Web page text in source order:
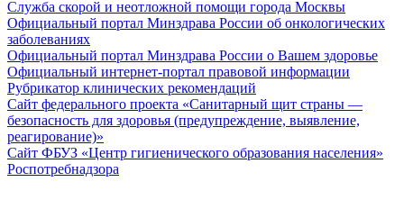
Служба скорой и неотложной помощи города Москвы
Официальный портал Минздрава России об онкологических
заболеваниях
Официальный портал Минздрава России о Вашем здоровье
Официальный интернет-портал правовой информации
Рубрикатор клинических рекомендаций
Сайт федерального проекта «Санитарный щит страны —
безопасность для здоровья (предупреждение, выявление,
реагирование)»
Сайт ФБУЗ «Центр гигиенического образования населения»
Роспотребнадзора